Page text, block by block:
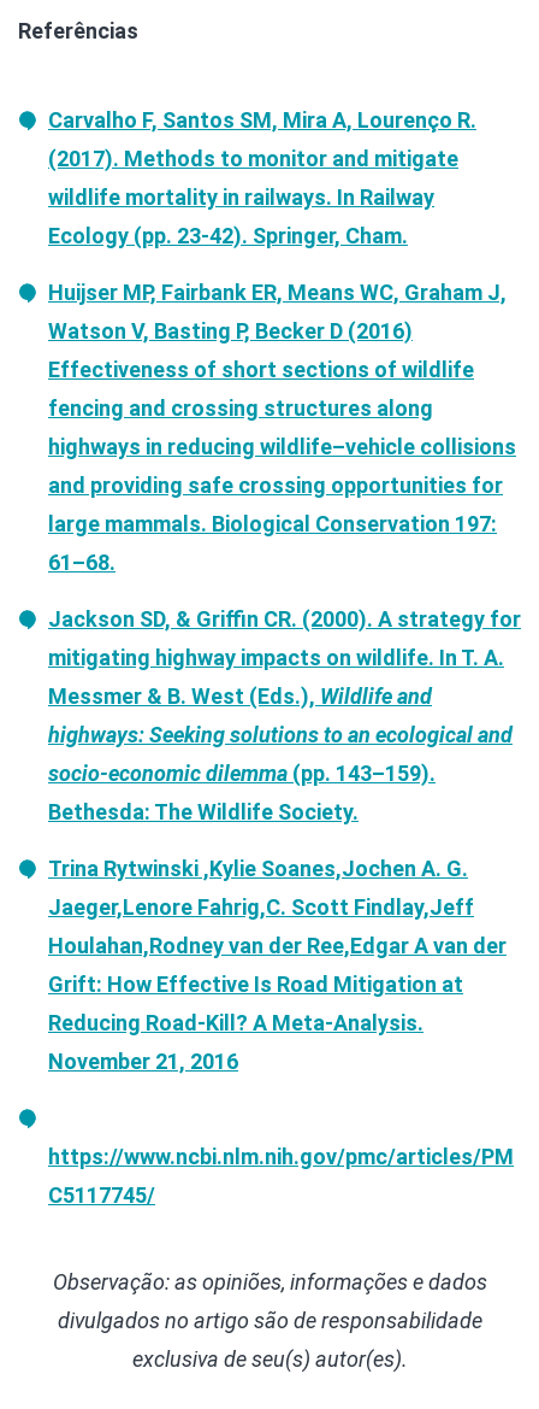
Referências
Carvalho F, Santos SM, Mira A, Lourenço R.
(2017). Methods to monitor and mitigate
wildlife mortality in railways. In Railway
Ecology (pp. 23-42). Springer, Cham.
Huijser MP, Fairbank ER, Means WC, Graham J,
Watson V, Basting P, Becker D (2016)
Effectiveness of short sections of wildlife
fencing and crossing structures along
highways in reducing wildlife–vehicle collisions
and providing safe crossing opportunities for
large mammals. Biological Conservation 197:
61–68.
Jackson SD, & Griffin CR. (2000). A strategy for
mitigating highway impacts on wildlife. In T. A.
Messmer & B. West (Eds.), Wildlife and
highways: Seeking solutions to an ecological and
socio-economic dilemma (pp. 143–159).
Bethesda: The Wildlife Society.
Trina Rytwinski ,Kylie Soanes,Jochen A. G.
Jaeger,Lenore Fahrig,C. Scott Findlay,Jeff
Houlahan,Rodney van der Ree,Edgar A van der
Grift: How Effective Is Road Mitigation at
Reducing Road-Kill? A Meta-Analysis.
November 21, 2016
https://www.ncbi.nlm.nih.gov/pmc/articles/PM
C5117745/
Observação: as opiniões, informações e dados
divulgados no artigo são de responsabilidade
exclusiva de seu(s) autor(es).